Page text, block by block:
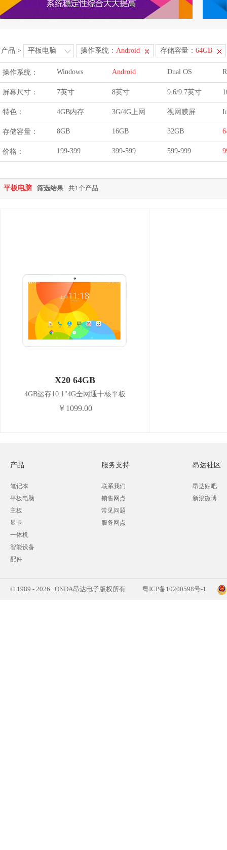
产品 > 平板电脑 操作系统： Android 存储容量： 64GB
操作系统： Windows Android Dual OS
屏幕尺寸： 7英寸 8英寸 9.6/9.7英寸
特色： 4GB内存 3G/4G上网 视网膜屏
存储容量： 8GB 16GB 32GB
价格： 199-399 399-599 599-999
平板电脑 筛选结果 共1个产品
X20 64GB
4GB运存10.1"4G全网通十核平板
￥1099.00
产品
笔记本
平板电脑
主板
显卡
一体机
智能设备
配件
服务支持
联系我们
销售网点
常见问题
服务网点
昂达社区
昂达贴吧
新浪微博
© 1989 - 2026 ONDA昂达电子版权所有 粤ICP备10200598号-1